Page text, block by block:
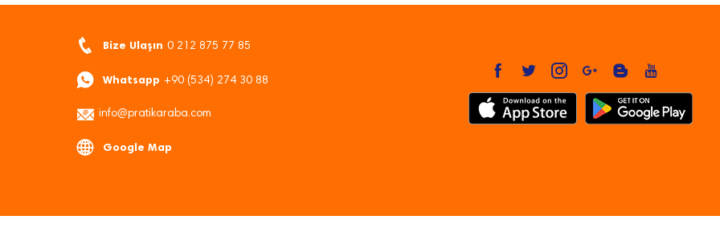
Bize Ulaşın 0 212 875 77 85
Whatsapp +90 (534) 274 30 88
info@pratikaraba.com
Google Map